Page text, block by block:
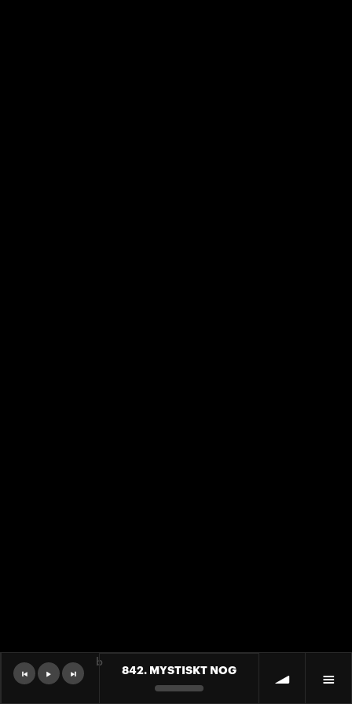
842. MYSTISKT NOG
b